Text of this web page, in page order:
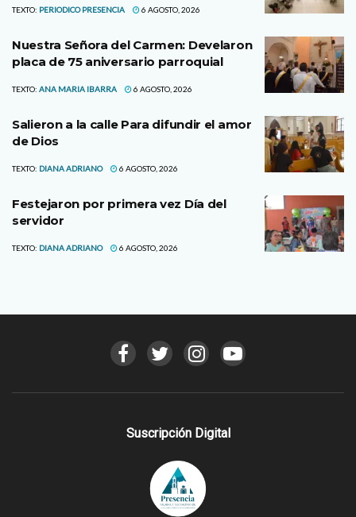
TEXTO: PERIODICO PRESENCIA 6 AGOSTO, 2026
Nuestra Señora del Carmen: Develaron
placa de 75 aniversario parroquial
TEXTO: ANA MARIA IBARRA 6 AGOSTO, 2026
Salieron a la calle Para difundir el amor
de Dios
TEXTO: DIANA ADRIANO 6 AGOSTO, 2026
Festejaron por primera vez Día del
servidor
TEXTO: DIANA ADRIANO 6 AGOSTO, 2026
Suscripción Digital